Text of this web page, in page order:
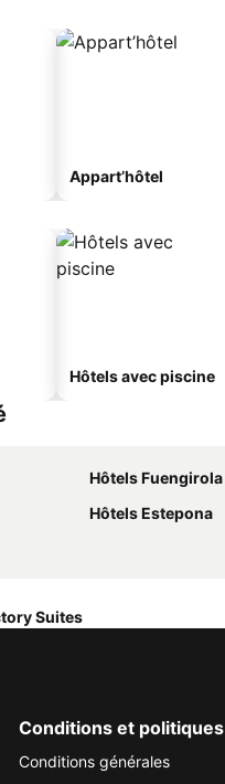
Appart’hôtel
Hôtels avec piscine
Hôtels Fuengirola
Hôtels Estepona
Suites
Conditions et politiques
Conditions générales